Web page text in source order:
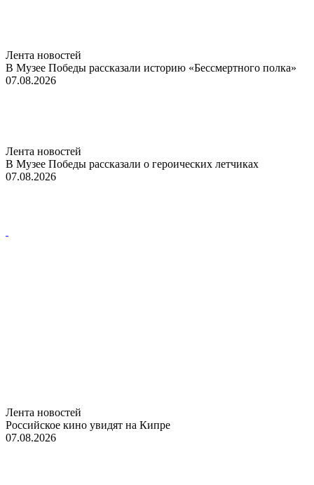
Лента новостей
В Музее Победы рассказали историю «Бессмертного полка»
07.08.2026
Лента новостей
В Музее Победы рассказали о героических летчиках
07.08.2026
Лента новостей
Российское кино увидят на Кипре
07.08.2026